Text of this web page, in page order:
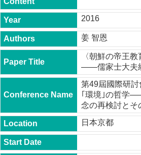
National
Taiwan
University
Chinese
F
a
c
l
y
P
h
.
2016
姜 智恩
〈朝鮮の帝王
——儒家士大夫
第49屆國際研討
｢環境｣の哲学
念の再検討と
日本京都